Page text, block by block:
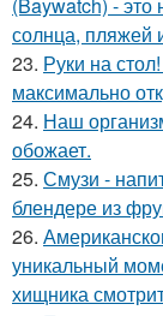
солнца, пляжей
23. Руки на
максимально
24. Наш
обожает.
25. Смузи -
блендере из
26.
уникальный
хищника